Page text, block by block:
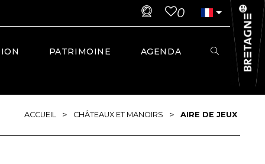
0
PATRIMOINE AGENDA
ACCUEIL > CHÂTEAUX ET MANOIRS > AIRE DE JEUX